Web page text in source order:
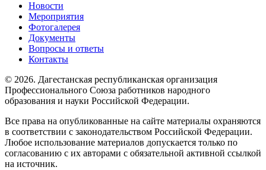
Новости
Мероприятия
Фотогалерея
Документы
Вопросы и ответы
Контакты
© 2026. Дагестанская республиканская организация
Профессионального Союза работников народного
образования и науки Российской Федерации.
Все права на опубликованные на сайте материалы охраняются
в соответствии с законодательством Российской Федерации.
Любое использование материалов допускается только по
согласованию с их авторами с обязательной активной ссылкой
на источник.